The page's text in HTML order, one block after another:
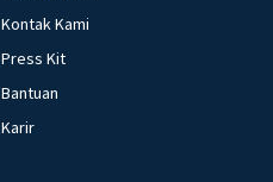
Kontak Kami
Press Kit
Bantuan
Karir